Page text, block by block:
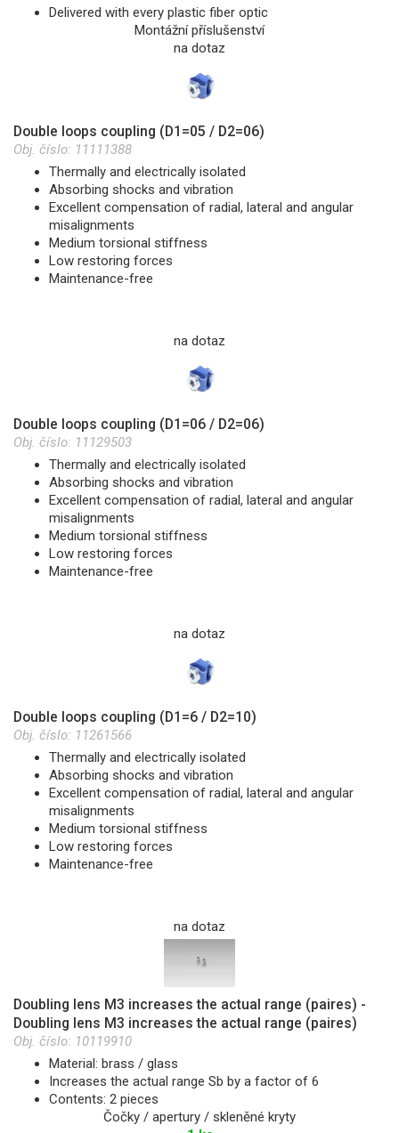
Delivered with every plastic fiber optic
Montážní příslušenství
na dotaz
Double loops coupling (D1=05 / D2=06)
Obj. číslo: 11111388
Thermally and electrically isolated
Absorbing shocks and vibration
Excellent compensation of radial, lateral and angular
misalignments
Medium torsional stiffness
Low restoring forces
Maintenance-free
na dotaz
Double loops coupling (D1=06 / D2=06)
Obj. číslo: 11129503
Thermally and electrically isolated
Absorbing shocks and vibration
Excellent compensation of radial, lateral and angular
misalignments
Medium torsional stiffness
Low restoring forces
Maintenance-free
na dotaz
Double loops coupling (D1=6 / D2=10)
Obj. číslo: 11261566
Thermally and electrically isolated
Absorbing shocks and vibration
Excellent compensation of radial, lateral and angular
misalignments
Medium torsional stiffness
Low restoring forces
Maintenance-free
na dotaz
Doubling lens M3 increases the actual range (paires) -
Doubling lens M3 increases the actual range (paires)
Obj. číslo: 10119910
Material: brass / glass
Increases the actual range Sb by a factor of 6
Contents: 2 pieces
Čočky / apertury / skleněné kryty